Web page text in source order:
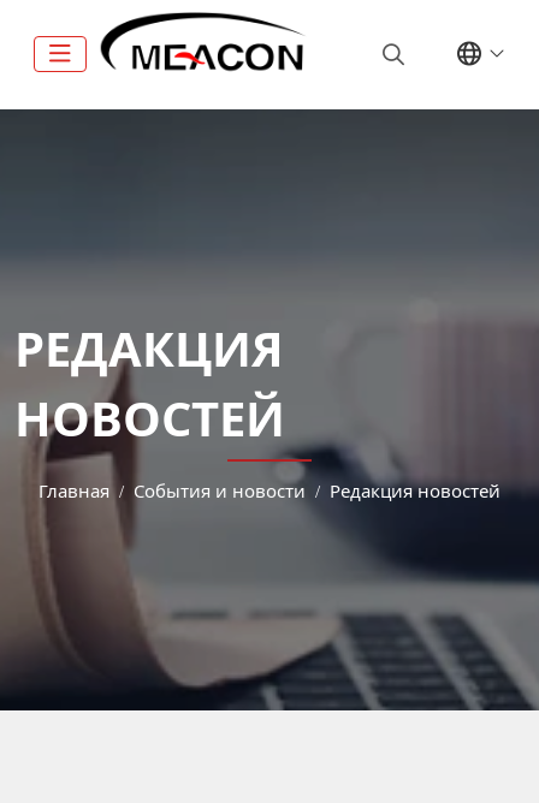
РЕДАКЦИЯ
НОВОСТЕЙ
Главная События и новости Редакция новостей